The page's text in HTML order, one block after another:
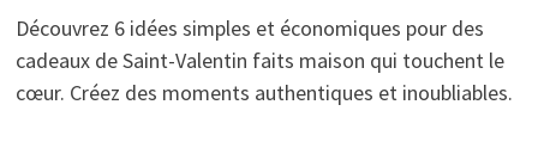
Découvrez 6 idées simples et économiques pour des
cadeaux de Saint-Valentin faits maison qui touchent le
cœur. Créez des moments authentiques et inoubliables.